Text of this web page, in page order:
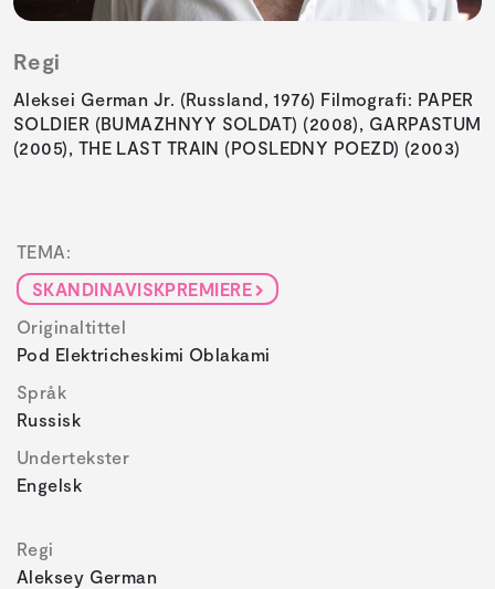
Regi
Aleksei German Jr. (Russland, 1976) Filmografi: PAPER
SOLDIER (BUMAZHNYY SOLDAT) (2008), GARPASTUM
(2005), THE LAST TRAIN (POSLEDNY POEZD) (2003)
TEMA:
SKANDINAVISKPREMIERE
Originaltittel
Pod Elektricheskimi Oblakami
Språk
Russisk
Undertekster
Engelsk
Regi
Aleksey German